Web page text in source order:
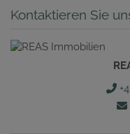
Kontaktieren Sie